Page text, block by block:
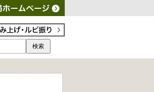
検索